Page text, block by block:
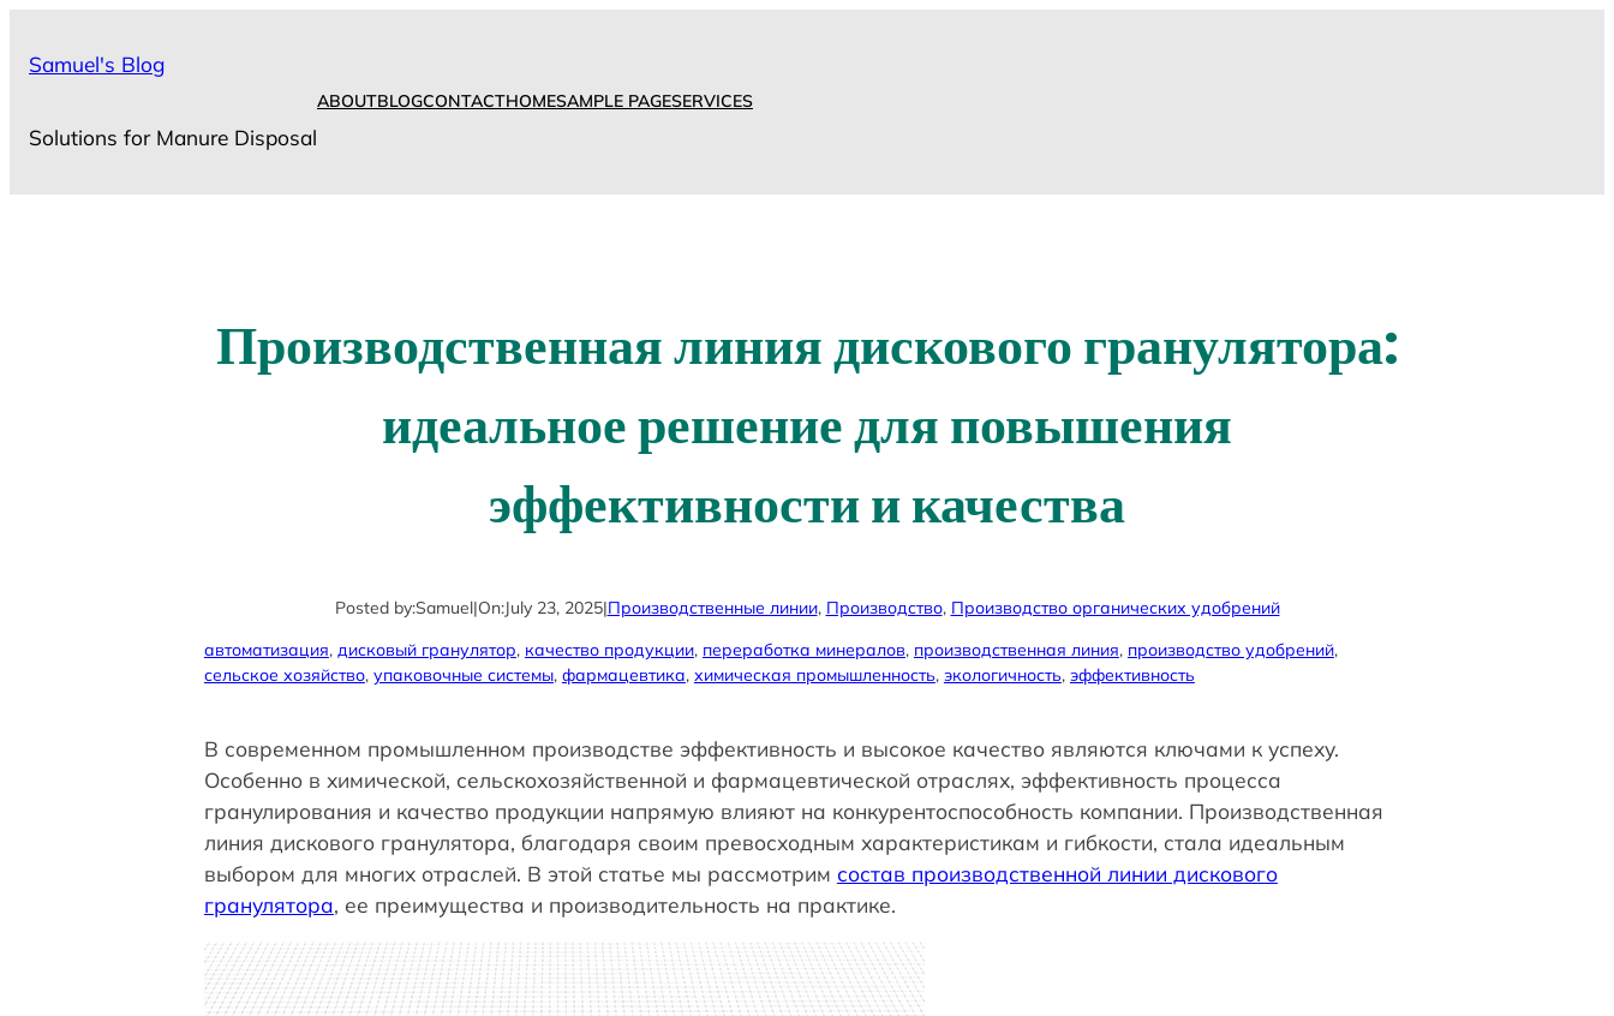
Samuel's Blog
Solutions for Manure Disposal
ABOUTBLOGCONTACTHOMESAMPLE PAGESERVICES
Производственная линия дискового гранулятора:
идеальное решение для повышения
эффективности и качества
Posted by:Samuel|On:July 23, 2025|Производственные линии, Производство, Производство органических удобрений
автоматизация, дисковый гранулятор, качество продукции, переработка минералов, производственная линия, производство удобрений,
сельское хозяйство, упаковочные системы, фармацевтика, химическая промышленность, экологичность, эффективность
В современном промышленном производстве эффективность и высокое качество являются ключами к успеху.
Особенно в химической, сельскохозяйственной и фармацевтической отраслях, эффективность процесса
гранулирования и качество продукции напрямую влияют на конкурентоспособность компании. Производственная
линия дискового гранулятора, благодаря своим превосходным характеристикам и гибкости, стала идеальным
выбором для многих отраслей. В этой статье мы рассмотрим состав производственной линии дискового
гранулятора, ее преимущества и производительность на практике.